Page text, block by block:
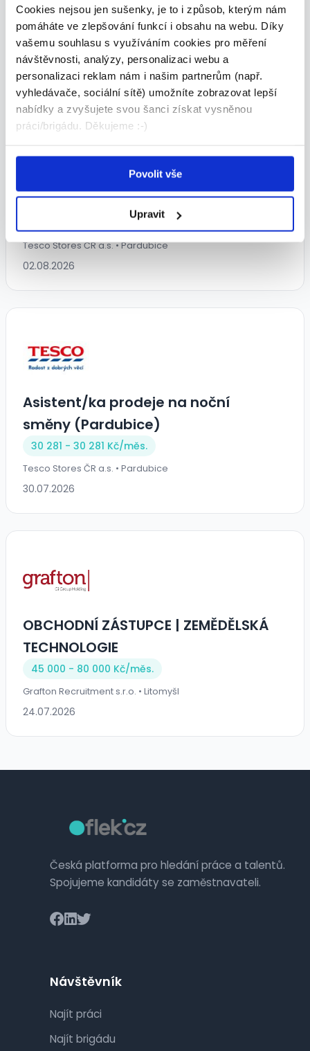
Cookies nejsou jen sušenky, je to i způsob, kterým nám
pomáháte ve zlepšování funkcí i obsahu na webu. Díky
vašemu souhlasu s využíváním cookies pro měření
návštěvnosti, analýzy, personalizaci webu a
personalizaci reklam nám i našim partnerům (např.
vyhledávače, sociální sítě) umožníte zobrazovat lepší
nabídky a zvyšujete svou šanci získat vysněnou
práci/brigádu. Děkujeme :-)
Povolit vše
Upravit
ADECCO spol. s r.o. • Pardubice
03.08.2026
Asistent/ka prodeje - rozpeky
(Pardubice)
měs.
Tesco Stores ČR a.s. • Pardubice
02.08.2026
Asistent/ka prodeje na noční
směny (Pardubice)
30 281 - 30 281 Kč/měs.
Tesco Stores ČR a.s. • Pardubice
30.07.2026
OBCHODNÍ ZÁSTUPCE | ZEMĚDĚLSKÁ
TECHNOLOGIE
45 000 - 80 000 Kč/měs.
Grafton Recruitment s.r.o. • Litomyšl
24.07.2026
Česká platforma pro hledání práce a talentů.
Spojujeme kandidáty se zaměstnavateli.
Návštěvník
Najít práci
Najít brigádu